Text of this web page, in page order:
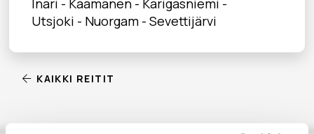
Utsjoki - Nuorgam - Sevettijärvi
KAIKKI REITIT